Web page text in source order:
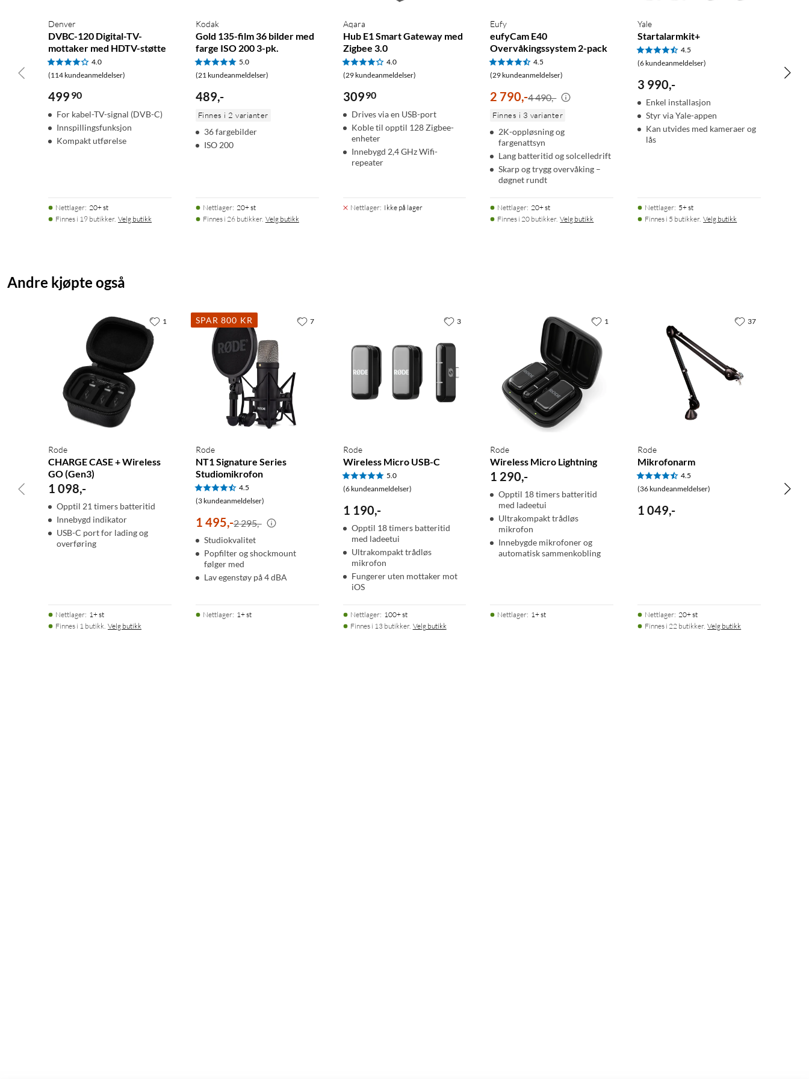
Leveres med
1 x RØDECaster Pro II
1 x SC27 USB-C til C-kabel
1 x USB-C strømadapter
1 x AC strømkabel
4 x RØDE PodMic
4 x NTH-100
4 x PSA 1+
4 x Pulse XLR/XLR-kabler (2m)
Denver
DVBC-120 Digital-TV-
mottaker med HDTV-støtte
4.0
(114 kundeanmeldelser)
499 90
For kabel-TV-signal (DVB-C)
Innspillingsfunksjon
Kompakt utførelse
Nettlager: 20+ st
Finnes i 19 butikker. Velg butikk
Kodak
Gold 135-film 36 bilder med
farge ISO 200 3-pk.
5.0
(21 kundeanmeldelser)
489,-
Finnes i 2 varianter
36 fargebilder
ISO 200
Nettlager: 20+ st
Finnes i 26 butikker. Velg butikk
Aqara
Hub E1 Smart Gateway med
Zigbee 3.0
4.0
(29 kundeanmeldelser)
30990
Drives via en USB-port
Koble til opptil 128 Zigbee-
enheter
Innebygd 2,4 GHz Wifi-
repeater
Nettlager: Ikke på lager
Eufy
eufyCam E40
Overvåkingssystem 2-pack
4.5
(29 kundeanmeldelser)
2 790,-4 490,-
Finnes i 3 varianter
2K-oppløsning og
fargenattsyn
Lang batteritid og solcelledrift
Skarp og trygg overvåking –
døgnet rundt
Nettlager: 20+ st
Finnes i 20 butikker. Velg butikk
Yale
Startalarmkit+
4.5
(6 kundeanmeldelser)
3 990,-
Enkel installasjon
Styr via Yale-appen
Kan utvides med kameraer og
lås
Nettlager: 5+ st
Finnes i 5 butikker. Velg butikk
Andre kjøpte også
Rode
CHARGE CASE + Wireless
GO (Gen3)
1 098,-
Opptil 21 timers batteritid
Innebygd indikator
USB-C port for lading og
overføring
Nettlager: 1+ st
Finnes i 1 butikk. Velg butikk
1 SPAR 800 KR
Rode
NT1 Signature Series
Studiomikrofon
4.5
(3 kundeanmeldelser)
1 495,-2 295,-
Studiokvalitet
Popfilter og shockmount
følger med
Lav egenstøy på 4 dBA
Nettlager: 1+ st
7
Rode
Wireless Micro USB-C
5.0
(6 kundeanmeldelser)
1 190,-
Opptil 18 timers batteritid
med ladeetui
Ultrakompakt trådløs
mikrofon
Fungerer uten mottaker mot
iOS
Nettlager: 100+ st
Finnes i 13 butikker. Velg butikk
3
Rode
Wireless Micro Lightning
1 290,-
Opptil 18 timers batteritid
med ladeetui
Ultrakompakt trådløs
mikrofon
Innebygde mikrofoner og
automatisk sammenkobling
Nettlager: 1+ st
1
Rode
Mikrofonarm
4.5
(36 kundeanmeldelser)
1 049,-
Nettlager: 20+ st
Finnes i 22 butikker. Velg butikk
37